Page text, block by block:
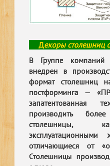
Декоры столешниц
В Группе
внедрен в
формат столешниц
постформинга —
запатентованная
производить
столешницы,
эксплуатационными
отличающиеся от
Столешницы